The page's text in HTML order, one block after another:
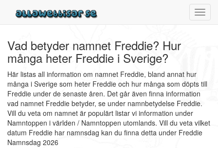
Vad betyder namnet Freddie? Hur
många heter Freddie i Sverige?
Här listas all information om namnet Freddie, bland annat hur
många i Sverige som heter Freddie och hur många som döpts till
Freddie under de senaste åren. Det går även finna information
vad namnet Freddie betyder, se under namnbetydelse Freddie.
Vill du veta om namnet är populärt listar vi information under
Namntoppen i världen / Namntoppen utomlands. Vill du veta vilket
datum Freddie har namnsdag kan du finna detta under Freddie
Namnsdag 2026